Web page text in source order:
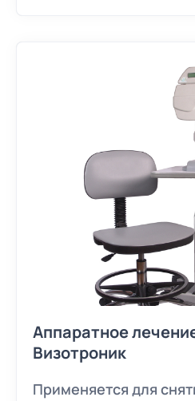
Аппаратное
Визотроник
Применяется для